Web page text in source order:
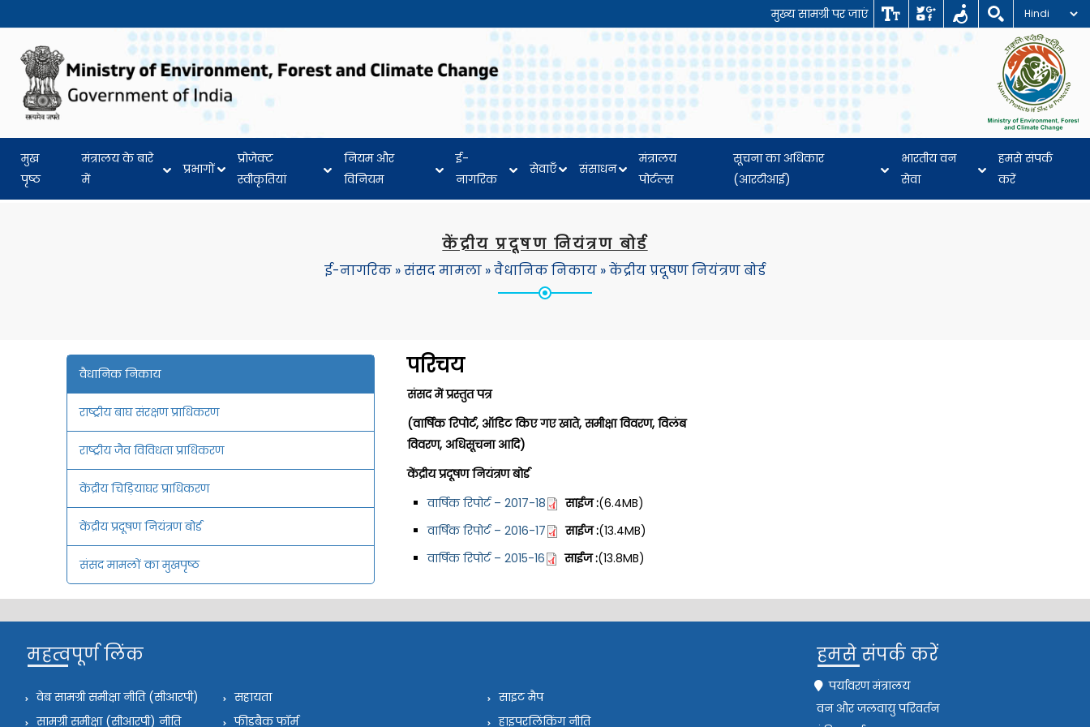
मुख्य सामग्री पर जाएं
मुख
पृष्ठ
मंत्रालय के बारे
में
प्रभागों
प्रोजेक्ट
स्वीकृतियां
नियम और
विनियम
ई-
नागरिक
सेवाएँ संसाधन
मंत्रालय
पोर्टल्स
सूचना का अधिकार
(आरटीआई)
भारतीय वन
सेवा
हमसे संपर्क
करें
केंद्रीय प्रदूषण नियंत्रण बोर्ड
ई-नागरिक »संसद मामला »वैधानिक निकाय »केंद्रीय प्रदूषण नियंत्रण बोर्ड
वैधानिक निकाय
राष्ट्रीय बाघ संरक्षण प्राधिकरण
राष्ट्रीय जैव विविधता प्राधिकरण
केंद्रीय चिड़ियाघर प्राधिकरण
केंद्रीय प्रदूषण नियंत्रण बोर्ड
संसद मामलों का मुखपृष्ठ
परिचय
संसद में प्रस्तुत पत्र
(वार्षिक रिपोर्ट, ऑडिट किए गए खाते, समीक्षा विवरण, विलंब
विवरण, अधिसूचना आदि)
केंद्रीय प्रदूषण नियंत्रण बोर्ड
वार्षिक रिपोर्ट – 2017-18
साईज :(6.4MB)
वार्षिक रिपोर्ट – 2016-17
साईज :(13.4MB)
वार्षिक रिपोर्ट – 2015-16
साईज :(13.8MB)
महत्वपूर्ण लिंक
वेब सामग्री समीक्षा नीति (सीआरपी)
सामग्री समीक्षा (सीआरपी) नीति
सहायता
फीडबैक फॉर्म
साइट मैप
हाइपरलिंकिंग नीति
हमसे संपर्क करें
पर्यावरण मंत्रालय
वन और जलवायु परिवर्तन